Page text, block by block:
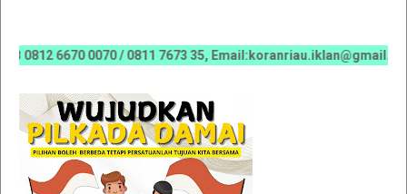
0812 6670 0070 / 0811 7673 35, Email:koranriau.iklan@gmail.com